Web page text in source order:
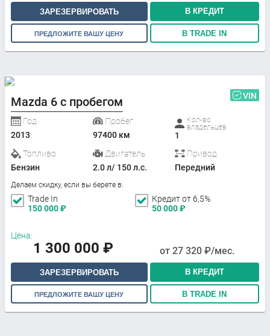
ЗАРЕЗЕРВИРОВАТЬ В КРЕДИТ
ПРЕДЛОЖИТЕ ВАШУ ЦЕНУ В TRADE IN
Mazda 6 с пробегом VIN
Год
2013
Пробег
97400 км
Кол-во
владельцев
1
Топливо
Бензин
Двигатель
2.0 л/ 150 л.с.
Привод
Передний
Делаем скидку, если вы берете в:
Trade In
150 000₽
Кредит от 6,5%
50 000₽
Цена:
1 300 000 ₽ от 27 320 ₽/мес.
ЗАРЕЗЕРВИРОВАТЬ В КРЕДИТ
ПРЕДЛОЖИТЕ ВАШУ ЦЕНУ В TRADE IN